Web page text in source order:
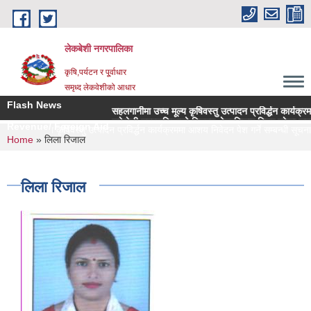
Skip to main content
लेकबेशी नगरपालिका
कृषि,पर्यटन र पू्र्वाधार
समृध्द लेकवेशीको आधार
Flash News
सहलगानीमा उच्च मूल्य कृषिवस्तु उत्पादन प्रविर्द्धन
लकेवेशी नगरपालिकाको नियमन क्षेत्रधिकार भित्र रहेका
You are here
Home » लिला रिजाल
लिला रिजाल